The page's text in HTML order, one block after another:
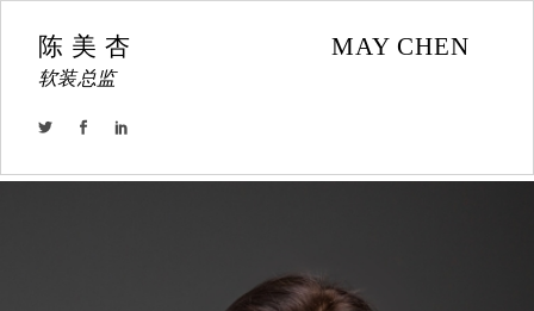
陈 美 杏                            MAY CHEN
软装总监